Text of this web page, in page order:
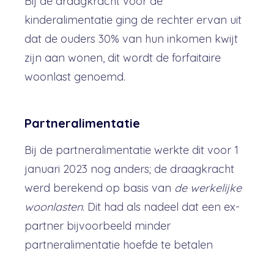
kinderalimentatie ging de rechter ervan uit
dat de ouders 30% van hun inkomen kwijt
zijn aan wonen, dit wordt de forfaitaire
woonlast genoemd.
Partneralimentatie
Bij de partneralimentatie werkte dit voor 1
januari 2023 nog anders; de draagkracht
werd berekend op basis van de werkelijke
woonlasten. Dit had als nadeel dat een ex-
partner bijvoorbeeld minder
partneralimentatie hoefde te betalen